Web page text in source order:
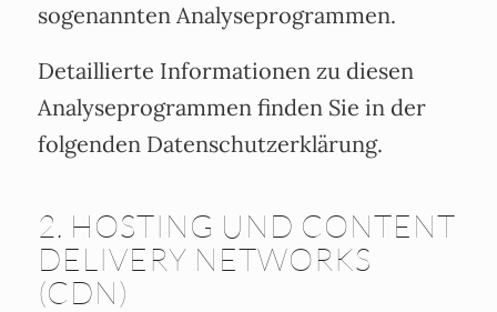
sogenannten Analyseprogrammen.
Detaillierte Informationen zu diesen
Analyseprogrammen finden Sie in der
folgenden Datenschutzerklärung.
2. HOSTING UND CONTENT
DELIVERY NETWORKS
(CDN)